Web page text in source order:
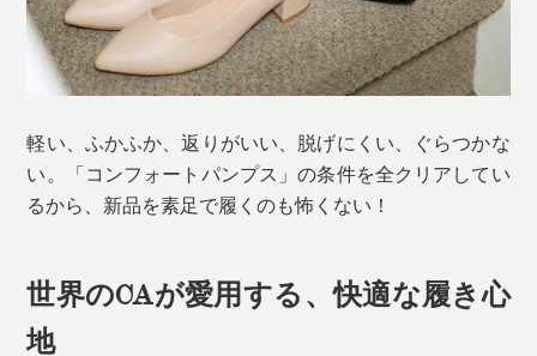
軽い、ふかふか、返りがいい、脱げにくい、ぐらつかな
い。「コンフォートパンプス」の条件を全クリアしてい
るから、新品を素足で履くのも怖くない！
世界のCAが愛用する、快適な履き心
地